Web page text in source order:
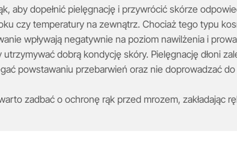
aby dopełnić pielęgnację i przywrócić skórze
czy temperatury na zewnątrz. Chociaż tego typu
wpływają negatywnie na poziom nawilżenia i
dobrą kondycję skóry. Pielęgnację dłoni
powstawaniu przebarwień oraz nie doprowadzać
zadbać o ochronę rąk przed mrozem, zakładając